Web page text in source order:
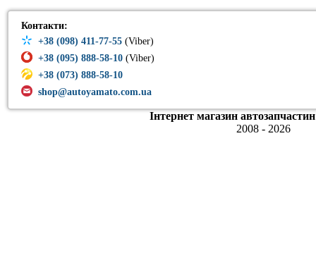
Контакти:
+38 (098) 411-77-55 (Viber)
+38 (095) 888-58-10 (Viber)
+38 (073) 888-58-10
shop@autoyamato.com.ua
Інтернет магазин
2008 - 2026